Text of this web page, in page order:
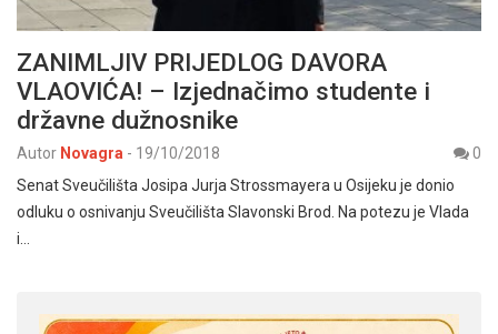
ZANIMLJIV PRIJEDLOG DAVORA
VLAOVIĆA! – Izjednačimo studente i
državne dužnosnike
Autor Novagra - 19/10/2018
0
Senat Sveučilišta Josipa Jurja Strossmayera u Osijeku je donio
odluku o osnivanju Sveučilišta Slavonski Brod. Na potezu je Vlada
i…